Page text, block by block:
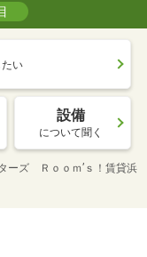
たい
設備
について聞く
ーズ Ｒｏｏｍ’ｓ！賃貸浜